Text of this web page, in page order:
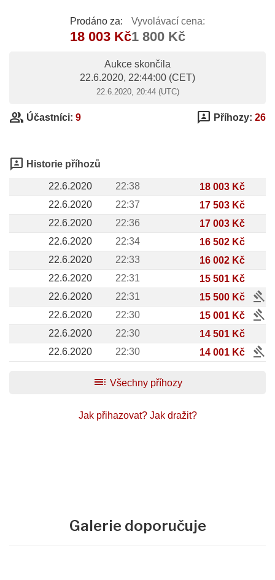
Prodáno za:
18 003 Kč
Vyvolávací cena:
1 800 Kč
Aukce skončila
22.6.2020, 22:44:00 (CET)
22.6.2020, 20:44 (UTC)
group Účastníci: 9 3p Příhozy: 26
3p Historie příhozů
22.6.2020 22:38
18 003 Kč
22.6.2020
22:37
17 503 Kč
22.6.2020
22:36
17 003 Kč
22.6.2020
22:34
16 502 Kč
22.6.2020
22:33
16 002 Kč
22.6.2020
22:31
15 501 Kč
22.6.2020
22:31 15 500 Kč gavel
22.6.2020 22:30 15 001 Kč gavel
22.6.2020 22:30
14 501 Kč
22.6.2020
22:30 14 001 Kč
gavel
toc Všechny příhozy
Jak přihazovat? Jak dražit?
Galerie doporučuje